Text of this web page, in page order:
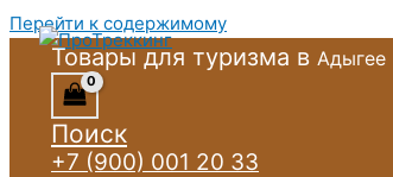
Перейти к содержимому
Товары для туризма в Адыгее
Поиск
+7 (900) 001 20 33